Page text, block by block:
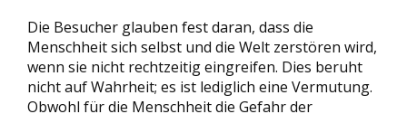
Die Besucher glauben fest daran, dass die
Menschheit sich selbst und die Welt zerstören wird,
wenn sie nicht rechtzeitig eingreifen. Dies beruht
nicht auf Wahrheit; es ist lediglich eine Vermutung.
Obwohl für die Menschheit die Gefahr der